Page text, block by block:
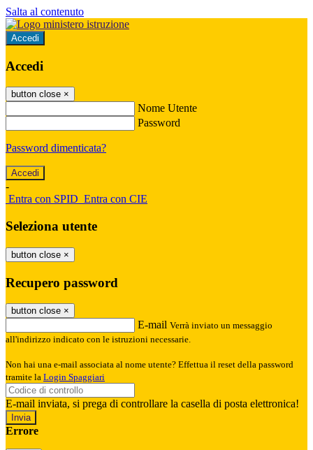
Salta al contenuto
Accedi
Accedi
button close ×
Nome Utente
Password
Password dimenticata?
-
Entra con SPID Entra con CIE
Seleziona utente
button close ×
Recupero password
button close ×
E-mail Verrà inviato un messaggio
all'indirizzo indicato con le istruzioni necessarie.
Non hai una e-mail associata al nome utente? Effettua il reset della password
tramite la Login Spaggiari
E-mail inviata, si prega di controllare la casella di posta elettronica!
Errore